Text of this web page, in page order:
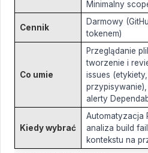
Minimalny
Cennik
Darmowy
tokenem)
Co umie
Przeglądanie
tworzenie i
issues
alerty
Kiedy wybrać
Automatyzacja
analiza build
kontekstu na